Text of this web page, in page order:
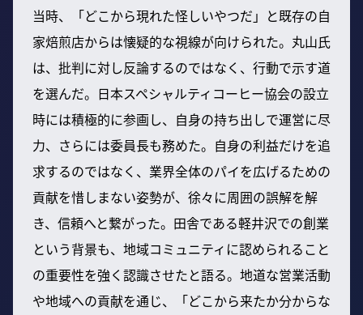
当時、「どこから現れた怪しいやつだ」と既存の自
家焙煎店からは懐疑的な視線が向けられた。丸山氏
は、批判に対し反論するのではなく、行動で示す道
を選んだ。日本スペシャルティコーヒー協会の設立
時には積極的に参画し、自身の持ち出しで運営に尽
力、さらには委員長も務めた。自身の利益だけを追
求するのではなく、業界全体のパイを広げるための
貢献を惜しまない姿勢が、徐々に周囲の誤解を解
き、信頼へと繋がった。田舎である軽井沢での創業
という背景も、地域コミュニティに認められること
の重要性を強く認識させたと語る。地道な営業活動
や地域への貢献を通じ、「どこから来たか分からな